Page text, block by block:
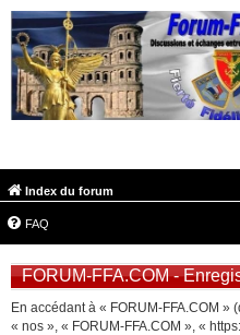
Index du forum
FAQ
FORUM-FFA.COM -
En accédant à « FORUM-FFA.COM »
« nos », « FORUM-FFA.COM », «